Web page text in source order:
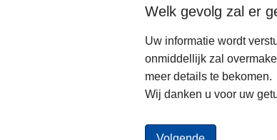
Welk gevolg zal er
Uw informatie wordt
onmiddellijk zal
meer details te bekomen.
Wij danken u voor uw